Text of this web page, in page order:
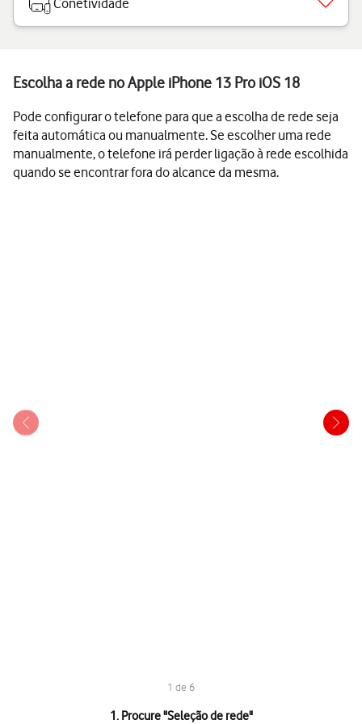
Conetividade
Escolha a rede no Apple iPhone 13 Pro iOS 18
Pode configurar o telefone para que a escolha de rede seja
feita automática ou manualmente. Se escolher uma rede
manualmente, o telefone irá perder ligação à rede escolhida
quando se encontrar fora do alcance da mesma.
1 de 6
1. Procure "Seleção de rede"